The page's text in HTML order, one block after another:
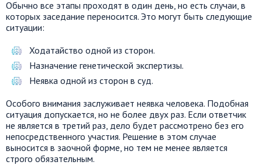
Обычно все этапы проходят в один день, но есть случаи, в
которых заседание переносится. Это могут быть следующие
ситуации:
Ходатайство одной из сторон.
Назначение генетической экспертизы.
Неявка одной из сторон в суд.
Особого внимания заслуживает неявка человека. Подобная
ситуация допускается, но не более двух раз. Если ответчик
не является в третий раз, дело будет рассмотрено без его
непосредственного участия. Решение в этом случае
выносится в заочной форме, но тем не менее является
строго обязательным.